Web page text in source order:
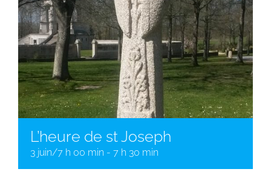
L’heure de st Joseph
3 juin/7 h 00 min - 7 h 30 min